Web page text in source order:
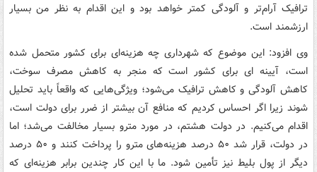
ترافیک آرام‌تر و آلودگی کمتر خواهد بود و این اقدام به نظر من بسیار
ارزشمند است.
وی افزود: این موضوع که شهرداری چه هزینه‌ای برای کشور متحمل شده
است، آیینه ای برای کشور است که منجر به کاهش مصرف سوخت،
کاهش آلودگی و کاهش ترافیک می‌شود؛ ویژگی‌هایی که واقعاً باید تحلیل
شوند زیرا اگر احساس کردیم که منافع آن بیشتر از ضرر برای دولت است،
اقدام می‌کنیم. در دولت هشتم، در مورد مترو بسیار مخالفت می‌شد؛ اما
در دولت، قرار شد ۵۰ درصد هزینه‌های مترو را پرداخت کنند و ۵۰ درصد
دیگر از پول بلیط نیز تأمین شود. ما با این کار چندین برابر هزینه‌ای که